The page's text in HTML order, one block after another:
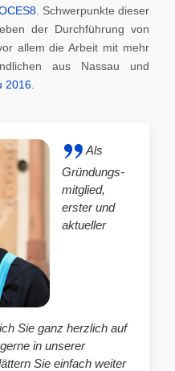
. Schwerpunkte dieser
der Durchführung von
allem die Arbeit mit mehr
aus Nassau und
2016
Als
Gründungs-
mitglied,
erster und
aktueller
Sie ganz herzlich auf
in unserer
Sie einfach weiter